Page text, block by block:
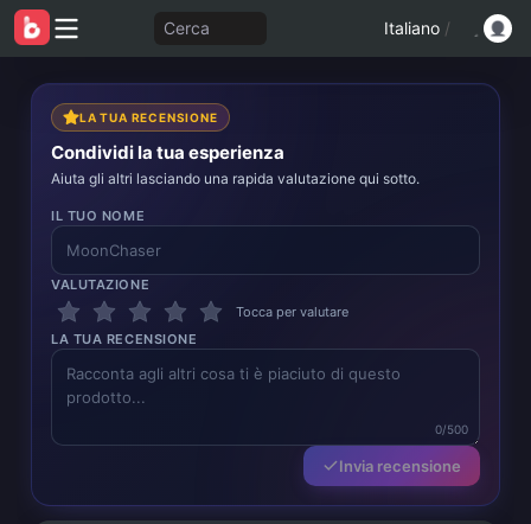
Cerca Italiano /
LA TUA RECENSIONE
Condividi la tua esperienza
Aiuta gli altri lasciando una rapida valutazione qui sotto.
IL TUO NOME
VALUTAZIONE
Tocca per valutare
LA TUA RECENSIONE
0/500
Invia recensione